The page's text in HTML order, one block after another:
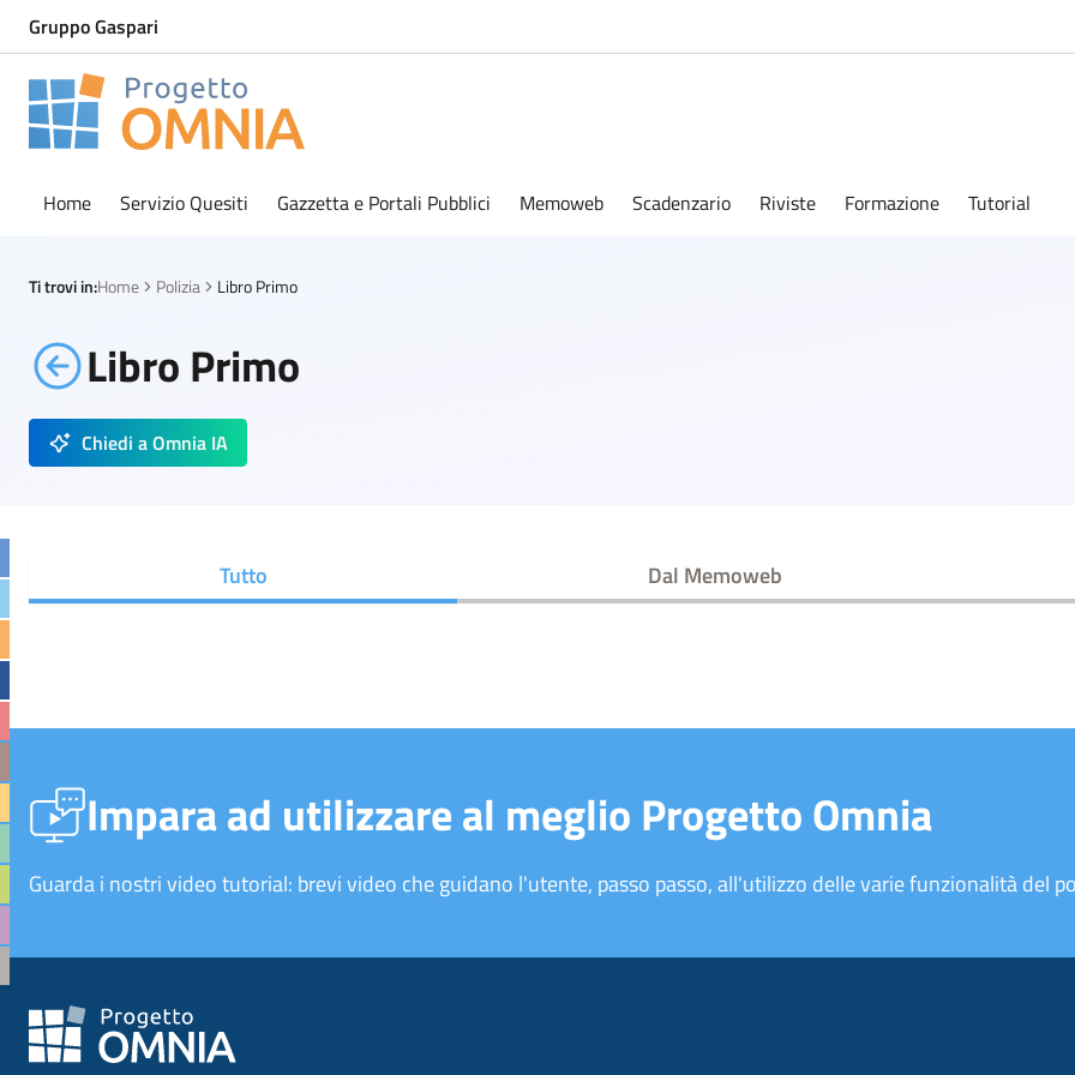
Gruppo Gaspari
Progetto Omnia
Home Servizio Quesiti Gazzetta e Portali Pubblici Memoweb Scadenzario Riviste Formazione Tutorial
Ti trovi in:Home Polizia Libro Primo
Libro Primo
Chiedi a Omnia IA
Tutto Dal Memoweb
Impara ad utilizzare al meglio Progetto Omnia
Guarda i nostri video tutorial: brevi video che guidano l'utente, passo passo, all'utilizzo delle varie funzionalità del